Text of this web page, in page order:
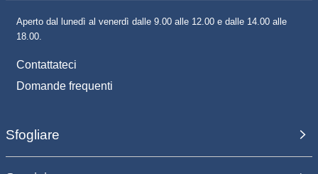
Aperto dal lunedì al venerdì dalle 9.00 alle 12.00 e dalle 14.00 alle
18.00.
Contattateci
Domande frequenti
Sfogliare